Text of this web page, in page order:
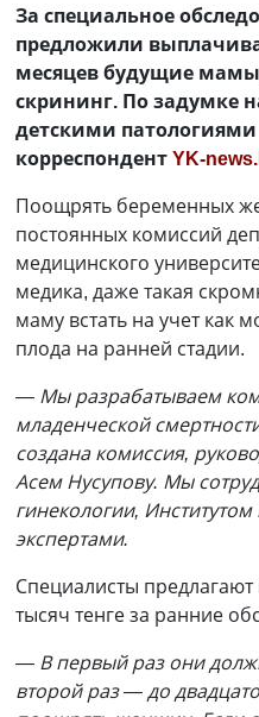
За специальное
предложили
месяцев будущие
скрининг. По задумке
детскими
корреспондентYK-
Поощрять беременных
постоянных комиссий
медицинского
медика, даже такая
маму встать на учет как
плода на ранней стадии.
— Мы разрабатываем
младенческой
создана комиссия,
Асем Нусупову. Мы
гинекологии,
экспертами.
Специалисты
тысяч тенге за ранние
— В первый раз они
второй раз — до